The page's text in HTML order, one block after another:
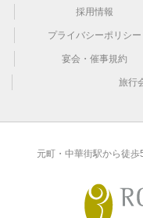
採用情報
プライバシーポリシー
宴会・催事規約
旅行
元町・中華街駅から徒